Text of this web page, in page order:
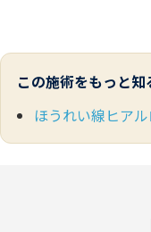
この施術をもっと
ほうれい線ヒア